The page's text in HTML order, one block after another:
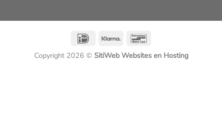
IDeal Klarna
Copyright 2026 © SitiWeb Websites en Hosting